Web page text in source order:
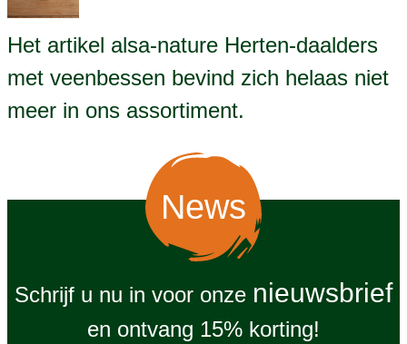
Het artikel alsa-nature Herten-daalders
met veenbessen bevind zich helaas niet
meer in ons assortiment.
News
Schrijf u nu in voor onze nieuwsbrief
en ontvang 15% korting!